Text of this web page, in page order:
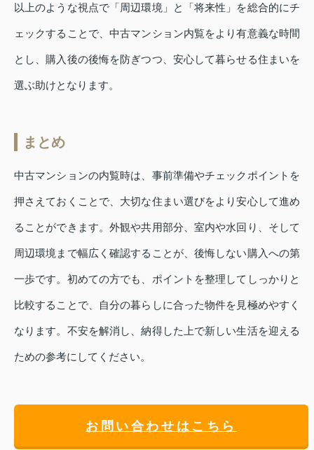
以上のような視点で「周辺環境」と「将来性」を総合的にチ
ェックすることで、中古マンション内覧をより有意義な時間
とし、購入後の後悔を防ぎつつ、安心して暮らせる住まいを
選ぶ助けとなります。
まとめ
中古マンションの内覧時は、事前準備やチェックポイントを
押さえておくことで、大切な住まい選びをより安心して進め
ることができます。外観や共用部分、室内や水回り、そして
周辺環境まで幅広く確認することが、後悔しない購入への第
一歩です。初めての方でも、ポイントを整理してしっかりと
比較することで、自分の暮らしに合った物件を見極めやすく
なります。不安を解消し、納得した上で新しい生活を迎える
ための参考にしてください。
お問い合わせはこちら